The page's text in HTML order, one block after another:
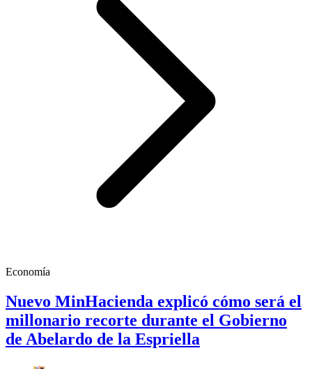
Economía
Nuevo MinHacienda explicó cómo será el
millonario recorte durante el Gobierno
de Abelardo de la Espriella